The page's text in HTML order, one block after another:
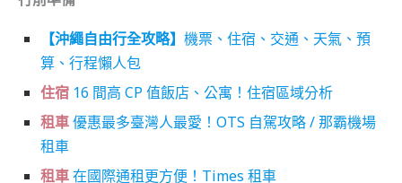
【沖繩自由行全攻略】 機票、住宿、交通、天氣、預
算、行程懶人包
住宿 16 間高 CP 值飯店、公寓！住宿區域分析
租車優惠最多臺灣人最愛！OTS 自駕攻略 / 那霸機場
租車
租車在國際通租更方便！ Times 租車